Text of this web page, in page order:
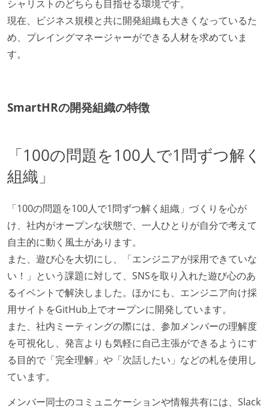
シャリストのどちらも目指せる環境です。
現在、ビジネス規模と共に開発組織も大きくなっているた
め、プレイングマネージャーができる人材を求めていま
す。
SmartHRの開発組織の特徴
「100の問題を100人で1問ずつ解く
組織」
「100の問題を100人で1問ずつ解く組織」づくりを心が
け、社内がオープンな状態で、一人ひとりが自分で考えて
自主的に動く風土があります。
また、遊び心を大切にし、「エンジニアが採用できていな
い！」という課題に対して、SNSを取り入れた遊び心のあ
るイベントで解決しました。ほかにも、エンジニア向け採
用サイトをGitHub上でオープンに開発しています。
また、社内ミーティングの際には、参加メンバーの理解度
を可視化し、発言よりも気軽に自己主張ができるようにす
る目的で「完全理解」や「次話したい」などの札を使用し
ています。
メンバー同士のコミュニケーションや情報共有には、Slack